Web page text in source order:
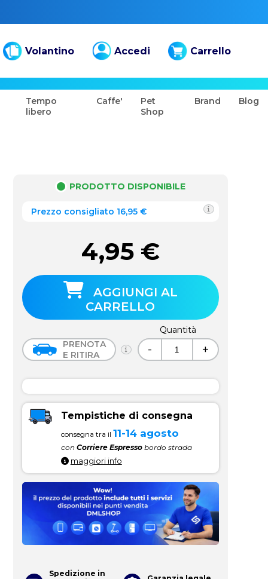
Volantino Accedi Carrello
Tempo
libero
Caffe'
Pet
Shop
Brand Blog
PRODOTTO DISPONIBILE
Prezzo consigliato 16,95 €
4,95 €
AGGIUNGI AL
CARRELLO
PRENOTA
E RITIRA
Quantità
- +
Tempistiche di consegna
consegna tra il 11-14 agosto
con Corriere Espressobordo strada
maggiori info
Spedizione in